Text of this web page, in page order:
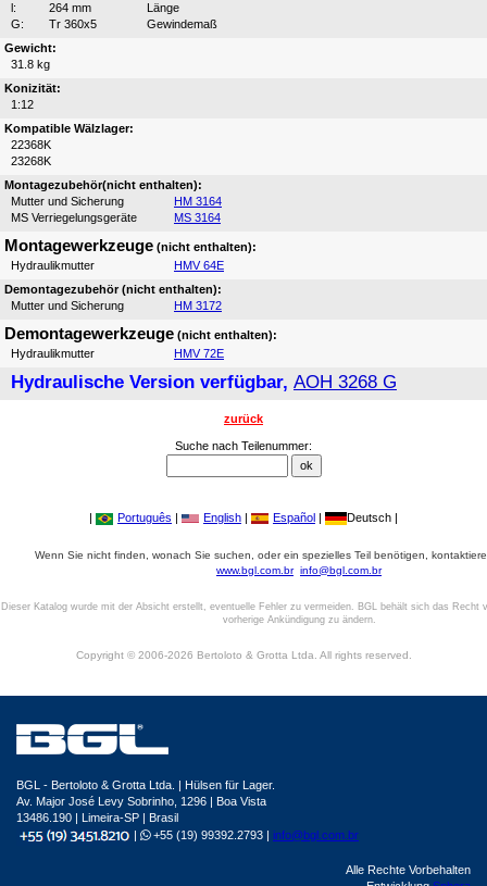
l:
264 mm
Länge
G:
Tr 360x5
Gewindemaß
Gewicht:
31.8 kg
Konizität:
1:12
Kompatible Wälzlager:
22368K
23268K
Montagezubehör(nicht enthalten):
Mutter und Sicherung
HM 3164
MS Verriegelungsgeräte
MS 3164
Montagewerkzeuge (nicht enthalten):
Hydraulikmutter
HMV 64E
Demontagezubehör (nicht enthalten):
Mutter und Sicherung
HM 3172
Demontagewerkzeuge (nicht enthalten):
Hydraulikmutter
HMV 72E
Hydraulische Version verfügbar, AOH 3268 G
zurück
Suche nach Teilenummer:
| Português | English | Español | Deutsch |
Wenn Sie nicht finden, wonach Sie suchen, oder ein spezielles Teil benötigen,
www.bgl.com.br info@bgl.com.br
Dieser Katalog wurde mit der Absicht erstellt, eventuelle Fehler zu vermeiden. BGL behält sich das Recht
vorherige Ankündigung zu ändern.
Copyright © 2006-2026 Bertoloto & Grotta Ltda. All rights reserved.
BGL - Bertoloto & Grotta Ltda. | Hülsen für Lager.
Av. Major José Levy Sobrinho, 1296 | Boa Vista
13486.190 | Limeira-SP | Brasil
|
+55 (19) 99392.2793 | info@bgl.com.br
Alle Rechte Vorbehalten